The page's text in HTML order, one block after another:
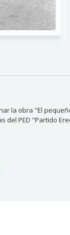
la obra "El
del PED "Partido